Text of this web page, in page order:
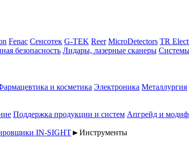
Fenac Сенсотек G-TEK Reer MicroDetectors TR
безопасность Лидары, лазерные сканеры Системы
и косметика Электроника Металлургия
Поддержка продукции и систем Апгрейд и
IN-SIGHT►Инструменты